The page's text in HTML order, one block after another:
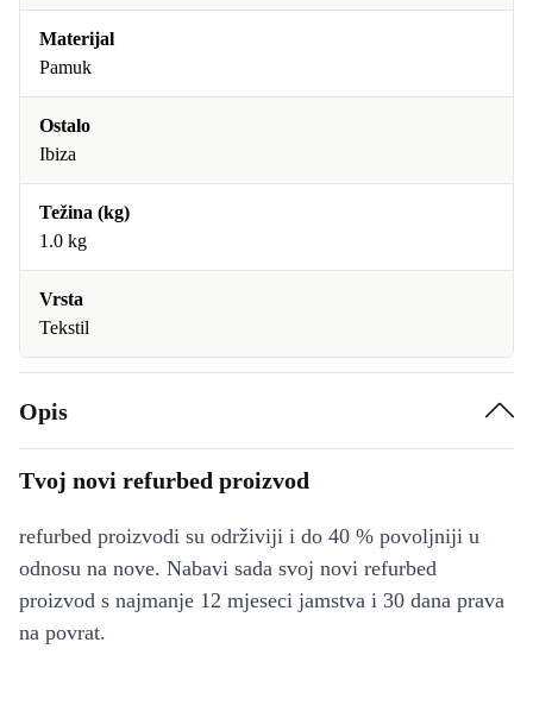
Materijal
Pamuk
Ostalo
Ibiza
Težina (kg)
1.0 kg
Vrsta
Tekstil
Opis
Tvoj novi refurbed proizvod
refurbed proizvodi su održiviji i do 40 % povoljniji u
odnosu na nove. Nabavi sada svoj novi refurbed
proizvod s najmanje 12 mjeseci jamstva i 30 dana prava
na povrat.